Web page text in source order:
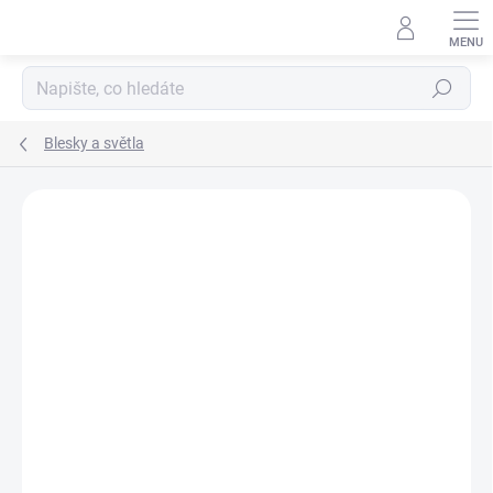
Hledat
Blesky a světla